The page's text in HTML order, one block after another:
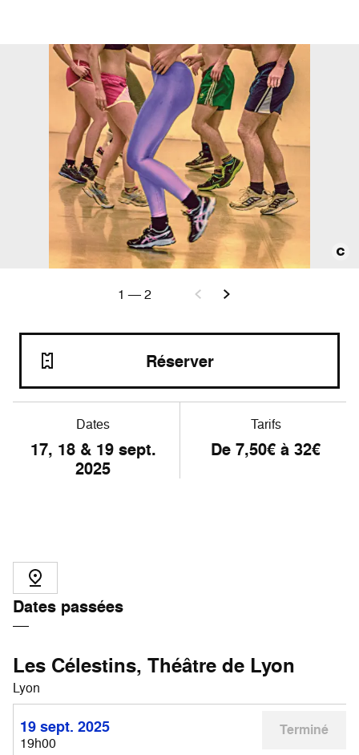
Dates
17, 18 & 19 sept.
2025
Tarifs
De 7,50€ à 32€
Réserver
1 —2
Dates passées
Les Célestins, Théâtre de Lyon
Lyon
19 sept. 2025
19h00
Terminé